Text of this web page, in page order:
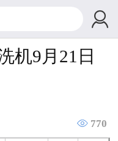

机9月21日
 770